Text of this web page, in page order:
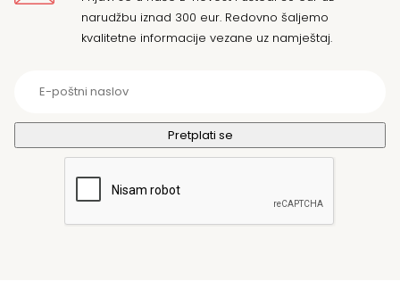
narudžbu iznad 300 eur. Redovno šaljemo
kvalitetne informacije vezane uz namještaj.